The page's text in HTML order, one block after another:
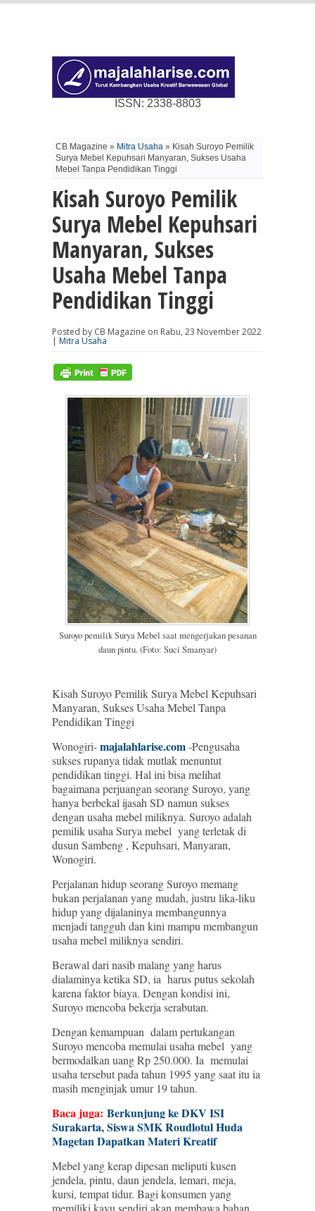
ISSN: 2338-8803
CB Magazine » Mitra Usaha » Kisah Suroyo Pemilik
Surya Mebel Kepuhsari Manyaran, Sukses Usaha
Mebel Tanpa Pendidikan Tinggi
Kisah Suroyo Pemilik
Surya Mebel Kepuhsari
Manyaran, Sukses
Usaha Mebel Tanpa
Pendidikan Tinggi
Posted by CB Magazine on Rabu, 23 November 2022
| Mitra Usaha
Suroyo pemilik Surya Mebel saat mengerjakan pesanan
daun pintu. (Foto: Suci Smanyar)
Kisah Suroyo Pemilik Surya Mebel Kepuhsari
Manyaran, Sukses Usaha Mebel Tanpa
Pendidikan Tinggi
Wonogiri-majalahlarise.com-Pengusaha
sukses rupanya tidak mutlak menuntut
pendidikan tinggi. Hal ini bisa melihat
bagaimana perjuangan seorang Suroyo, yang
hanya berbekal ijasah SD namun sukses
dengan usaha mebel miliknya. Suroyo adalah
pemilik usaha Surya mebel yang terletak di
dusun Sambeng , Kepuhsari, Manyaran,
Wonogiri.
Perjalanan hidup seorang Suroyo memang
bukan perjalanan yang mudah, justru lika-liku
hidup yang dijalaninya membangunnya
menjadi tangguh dan kini mampu membangun
usaha mebel miliknya sendiri.
Berawal dari nasib malang yang harus
dialaminya ketika SD, ia harus putus sekolah
karena faktor biaya. Dengan kondisi ini,
Suroyo mencoba bekerja serabutan.
Dengan kemampuan dalam pertukangan
Suroyo mencoba memulai usaha mebel yang
bermodalkan uang Rp 250.000. Ia memulai
usaha tersebut pada tahun 1995 yang saat itu ia
masih menginjak umur 19 tahun.
Baca juga: Berkunjung ke DKV ISI
Surakarta, Siswa SMK Roudlotul Huda
Magetan Dapatkan Materi Kreatif
Mebel yang kerap dipesan meliputi kusen
jendela, pintu, daun jendela, lemari, meja,
kursi, tempat tidur. Bagi konsumen yang
memiliki kayu sendiri akan membawa bahan